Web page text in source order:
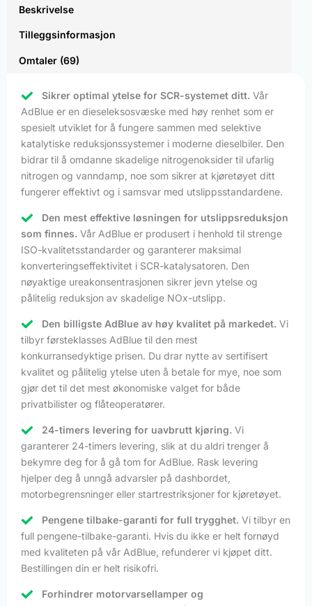
Beskrivelse
Tilleggsinformasjon
Omtaler (69)
Sikrer optimal ytelse for SCR-systemet ditt. Vår
AdBlue er en dieseleksosvæske med høy renhet som er
spesielt utviklet for å fungere sammen med selektive
katalytiske reduksjonssystemer i moderne dieselbiler. Den
bidrar til å omdanne skadelige nitrogenoksider til ufarlig
nitrogen og vanndamp, noe som sikrer at kjøretøyet ditt
fungerer effektivt og i samsvar med utslippsstandardene.
Den mest effektive løsningen for utslippsreduksjon
som finnes. Vår AdBlue er produsert i henhold til strenge
ISO-kvalitetsstandarder og garanterer maksimal
konverteringseffektivitet i SCR-katalysatoren. Den
nøyaktige ureakonsentrasjonen sikrer jevn ytelse og
pålitelig reduksjon av skadelige NOx-utslipp.
Den billigste AdBlue av høy kvalitet på markedet. Vi
tilbyr førsteklasses AdBlue til den mest
konkurransedyktige prisen. Du drar nytte av sertifisert
kvalitet og pålitelig ytelse uten å betale for mye, noe som
gjør det til det mest økonomiske valget for både
privatbilister og flåteoperatører.
24-timers levering for uavbrutt kjøring. Vi
garanterer 24-timers levering, slik at du aldri trenger å
bekymre deg for å gå tom for AdBlue. Rask levering
hjelper deg å unngå advarsler på dashbordet,
motorbegrensninger eller startrestriksjoner for kjøretøyet.
Pengene tilbake-garanti for full trygghet. Vi tilbyr en
full pengene-tilbake-garanti. Hvis du ikke er helt fornøyd
med kvaliteten på vår AdBlue, refunderer vi kjøpet ditt.
Bestillingen din er helt risikofri.
Forhindrer motorvarsellamper og